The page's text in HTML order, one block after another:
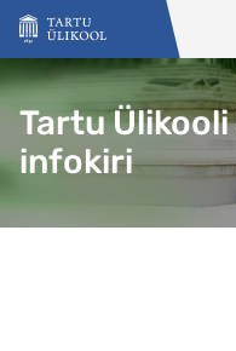
Liigu edasi põhisisu juurde
Tartu
infokiri